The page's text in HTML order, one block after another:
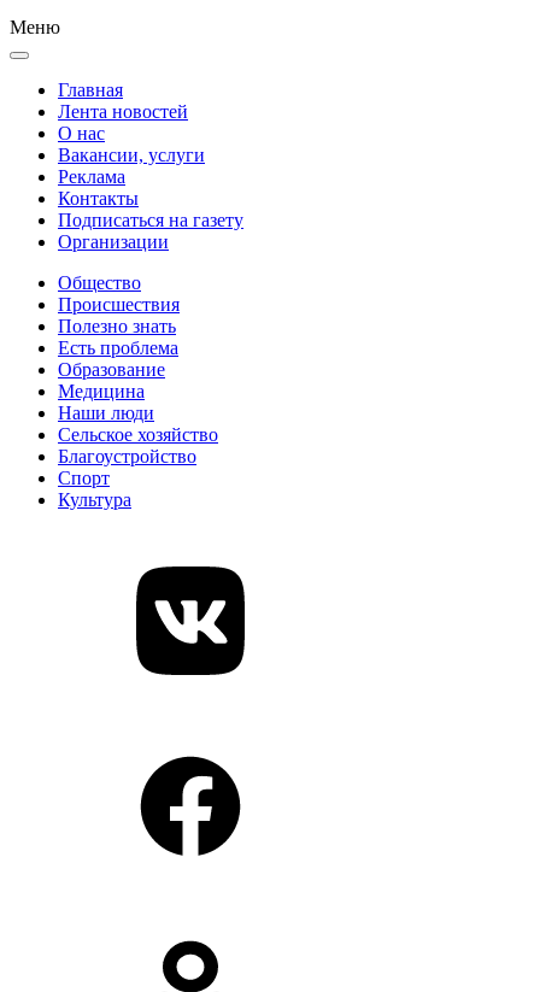
Меню
Главная
Лента новостей
О нас
Вакансии, услуги
Реклама
Контакты
Подписаться на газету
Организации
Общество
Происшествия
Полезно знать
Есть проблема
Образование
Медицина
Наши люди
Сельское хозяйство
Благоустройство
Спорт
Культура